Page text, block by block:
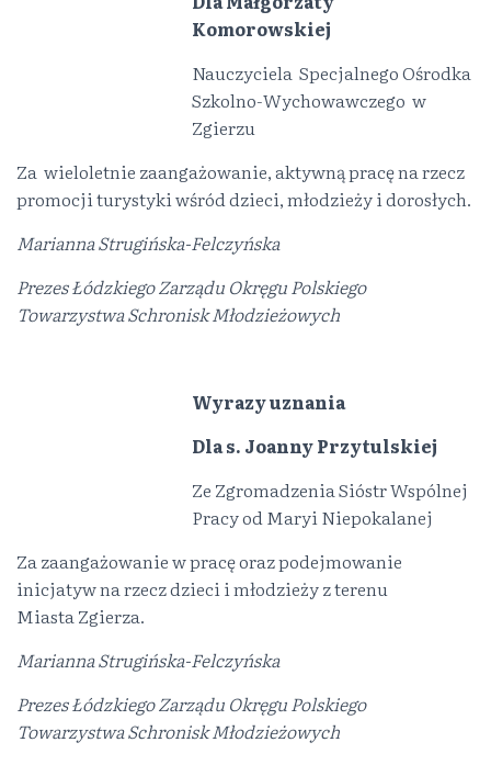
Komorowskiej
Nauczyciela Specjalnego Ośrodka
Szkolno-Wychowawczego w
Zgierzu
Za wieloletnie zaangażowanie, aktywną pracę na rzecz
promocji turystyki wśród dzieci, młodzieży i dorosłych.
Marianna Strugińska-Felczyńska
Prezes Łódzkiego Zarządu Okręgu Polskiego
Towarzystwa Schronisk Młodzieżowych
Wyrazy uznania
Dla s. Joanny Przytulskiej
Ze Zgromadzenia Sióstr Wspólnej
Pracy od Maryi Niepokalanej
Za zaangażowanie w pracę oraz podejmowanie
inicjatyw na rzecz dzieci i młodzieży z terenu
Miasta Zgierza.
Marianna Strugińska-Felczyńska
Prezes Łódzkiego Zarządu Okręgu Polskiego
Towarzystwa Schronisk Młodzieżowych